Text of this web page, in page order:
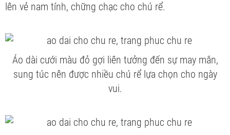
lên vẻ nam tính, chững chạc cho chú rể.
Áo dài cưới màu đỏ gợi liên tưởng đến sự may mắn,
sung túc nên được nhiều chú rể lựa chọn cho ngày
vui.